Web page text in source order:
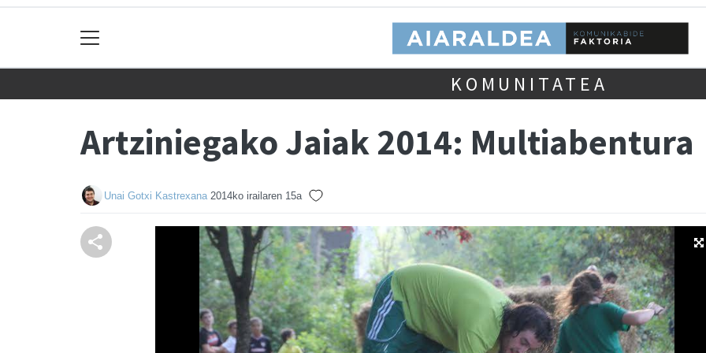
KOMUNITATEA
Artziniegako Jaiak 2014: Multiabentura
Unai Gotxi Kastrexana 2014ko irailaren 15a